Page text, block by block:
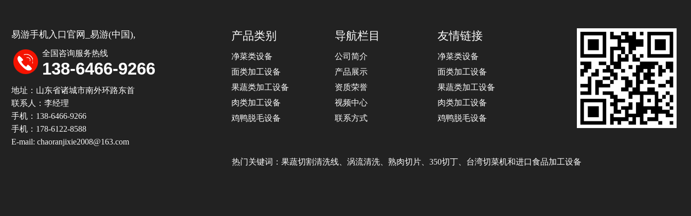
易游手机入口官网_易游(中国),
全国咨询服务热线
138-6466-​9266
地址：山东省诸城市南外环路东首
联系人：李经理
手机：138-6466-9266
手机：178-6122-8588
E-mail: chaoranjixie2008@163.com
产品类别
净菜类设备
面类加工设备
果蔬类加工设备
肉类加工设备
鸡鸭脱毛设备
导航栏目
公司简介
产品展示
资质荣誉
视频中心
联系方式
友情链接
净菜类设备
面类加工设备
果蔬类加工设备
肉类加工设备
鸡鸭脱毛设备
热门关键词：果蔬切割清洗线、涡流清洗、熟肉切片、350切丁、台湾切菜机和进口食品加工设备